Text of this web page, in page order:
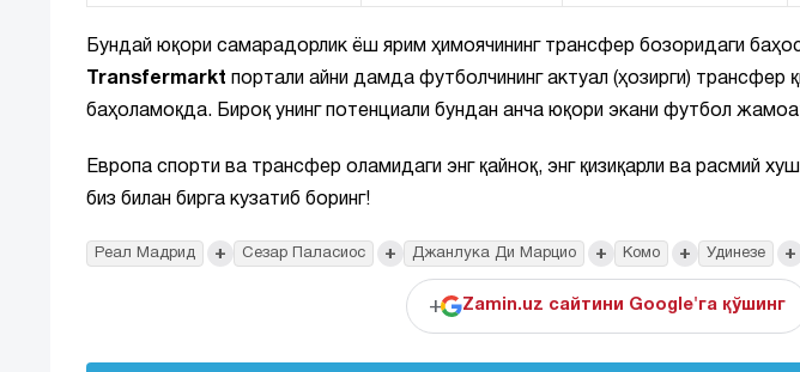
Бундай юқори самарадорлик ёш ярим ҳимоячининг трансфер бозоридаги
Transfermarkt портали айни дамда футболчининг актуал (ҳозирги) трансфер
баҳоламоқда. Бироқ унинг потенциали бундан анча юқори экани футбол
Европа спорти ва трансфер оламидаги энг қайноқ, энг қизиқарли ва расмий
биз билан бирга кузатиб боринг!
Реал Мадрид + Сезар Паласиос + Джанлука Ди Марцио + Комо + Удинезе +
+ Zamin.uz сайтини Google'га қўшинг